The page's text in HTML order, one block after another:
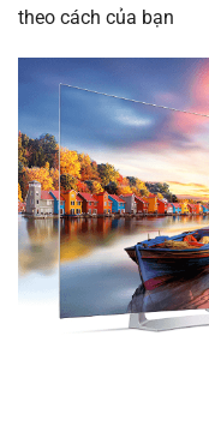
theo cách của bạn